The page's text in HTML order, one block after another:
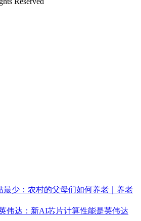
最少：农村的父母们如何养老｜养老
伟达：新AI芯片计算性能是英伟达